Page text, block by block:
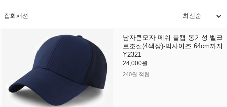
잡화패션
남자큰모자 메쉬 볼캡 통기성 벨크
로조절(4색상)-빅사이즈 64cm까지
Y2321
24,000원
240원 적립